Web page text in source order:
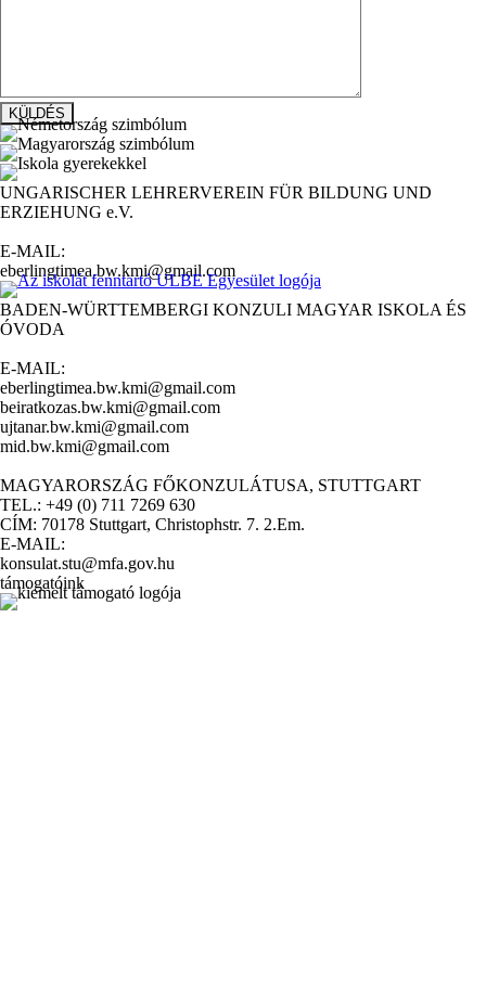
UNGARISCHER LEHRERVEREIN FÜR BILDUNG UND
ERZIEHUNG e.V.
E-MAIL:
eberlingtimea.bw.kmi@gmail.com
BADEN-WÜRTTEMBERGI KONZULI MAGYAR ISKOLA ÉS
ÓVODA
E-MAIL:
eberlingtimea.bw.kmi@gmail.com
beiratkozas.bw.kmi@gmail.com
ujtanar.bw.kmi@gmail.com
mid.bw.kmi@gmail.com
MAGYARORSZÁG FŐKONZULÁTUSA, STUTTGART
TEL.: +49 (0) 711 7269 630
CÍM: 70178 Stuttgart, Christophstr. 7. 2.Em.
E-MAIL:
konsulat.stu@mfa.gov.hu
támogatóink